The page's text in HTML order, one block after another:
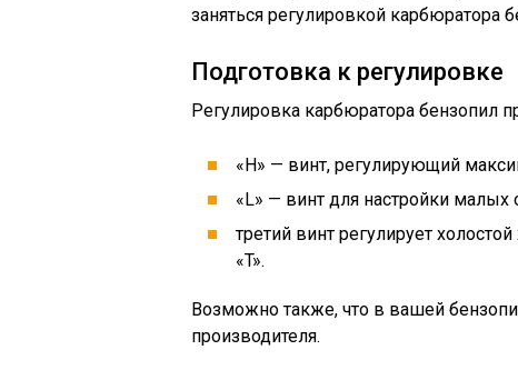
заняться регулировкой карбюратора
Подготовка к регулировке
Регулировка карбюратора бензопил
«H» — винт, регулирующий
«L» — винт для настройки малых
третий винт регулирует
«T».
Возможно также, что в вашей
производителя.